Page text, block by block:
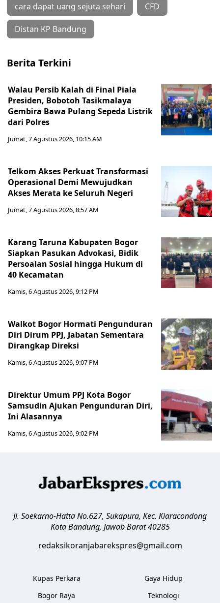
cara dapat uang sejuta sehari CFD
Distan KP Bandung
Berita Terkini
Walau Persib Kalah di Final Piala
Presiden, Bobotoh Tasikmalaya
Gembira Bawa Pulang Sepeda Listrik
dari Polres
Jumat, 7 Agustus 2026, 10:15 AM
Telkom Akses Perkuat Transformasi
Operasional Demi Mewujudkan
Akses Merata ke Seluruh Negeri
Jumat, 7 Agustus 2026, 8:57 AM
Karang Taruna Kabupaten Bogor
Siapkan Pasukan Advokasi, Bidik
Persoalan Sosial hingga Hukum di
40 Kecamatan
Kamis, 6 Agustus 2026, 9:12 PM
Walkot Bogor Hormati Pengunduran
Diri Dirum PPJ, Jabatan Sementara
Dirangkap Direksi
Kamis, 6 Agustus 2026, 9:07 PM
Direktur Umum PPJ Kota Bogor
Samsudin Ajukan Pengunduran Diri,
Ini Alasannya
Kamis, 6 Agustus 2026, 9:02 PM
Jl. Soekarno-Hatta No.627, Sukapura, Kec. Kiaracondong
Kota Bandung, Jawab Barat 40285
redaksikoranjabarekspres@gmail.com
Kupas Perkara
Bogor Raya
Gaya Hidup
Teknologi